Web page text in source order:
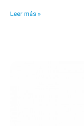
Nuestros
Leer más »